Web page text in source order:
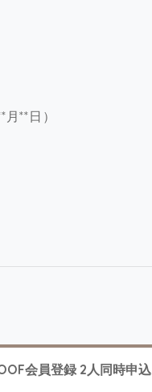
**日）
会員登録 2人同時申込